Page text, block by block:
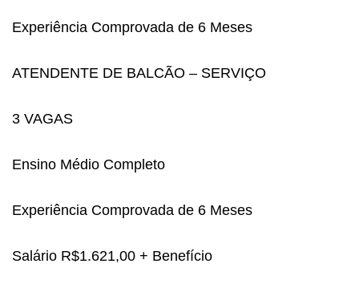
Experiência Comprovada de 6 Meses
ATENDENTE DE BALCÃO – SERVIÇO
3 VAGAS
Ensino Médio Completo
Experiência Comprovada de 6 Meses
Salário R$1.621,00 + Benefício